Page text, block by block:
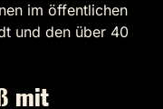
im öffentlichen
und den über 40
mit